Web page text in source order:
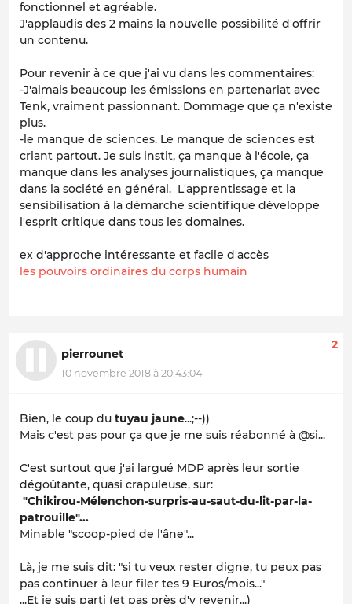
fonctionnel et agréable.
J'applaudis des 2 mains la nouvelle possibilité d'offrir
un contenu.
Pour revenir à ce que j'ai vu dans les commentaires:
-J'aimais beaucoup les émissions en partenariat avec
Tenk, vraiment passionnant. Dommage que ça n'existe
plus.
-le manque de sciences. Le manque de sciences est
criant partout. Je suis instit, ça manque à l'école, ça
manque dans les analyses journalistiques, ça manque
dans la société en général. L'apprentissage et la
sensibilisation à la démarche scientifique développe
l'esprit critique dans tous les domaines.
ex d'approche intéressante et facile d'accès
les pouvoirs ordinaires du corps humain
pierrounet
10 novembre 2018 à 20:43:04
2
Bien, le coup du tuyau jaune...;--))
Mais c'est pas pour ça que je me suis réabonné à @si...
C'est surtout que j'ai largué MDP après leur sortie
dégoûtante, quasi crapuleuse, sur:
"Chikirou-Mélenchon-surpris-au-saut-du-lit-par-la-
patrouille"...
Minable "scoop-pied de l'âne"...
Là, je me suis dit: "si tu veux rester digne, tu peux pas
pas continuer à leur filer tes 9 Euros/mois..."
...Et je suis parti (et pas près d'y revenir...)